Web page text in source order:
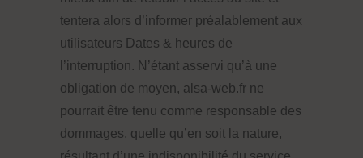
tentera alors d’informer préalablement aux
utilisateurs Dates & heures de
l’interruption. N’étant asservi qu’à une
obligation de moyen, alsa-web.fr ne
pourrait être tenu comme responsable des
dommages, quelle qu’en soit la nature,